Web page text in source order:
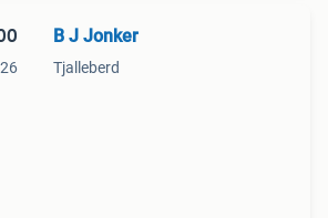
B J Jonker
Tjalleberd